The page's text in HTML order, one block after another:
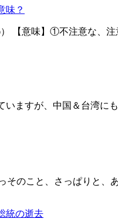
味？
） 【意味】①不注意な
いますが、中国＆台湾
そのこと、さっぱりと、
統の逝去